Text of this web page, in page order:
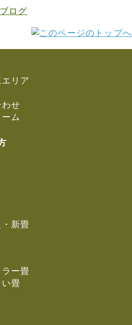
リア
せ
ム
新畳
ー畳
畳